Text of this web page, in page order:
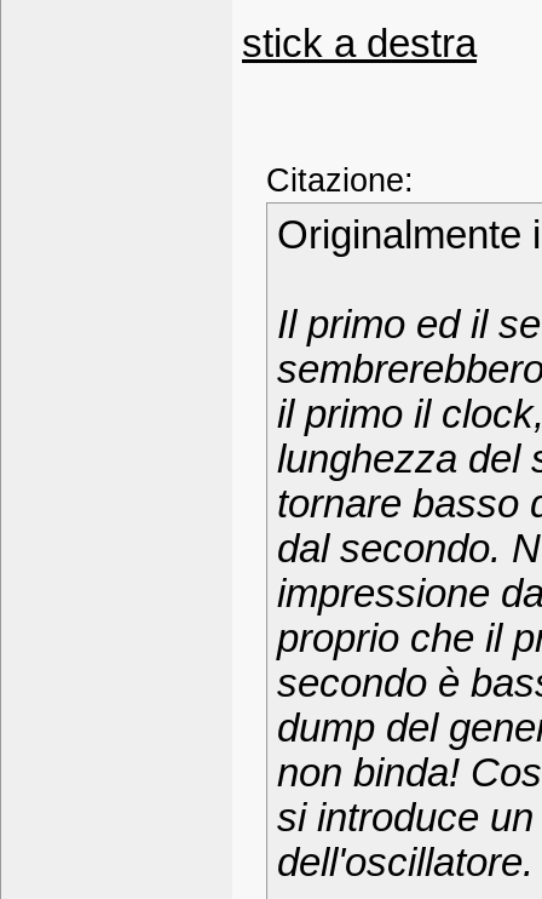
stick a destra
Citazione:
Originalmente
Il primo ed il
il primo il
lunghezza del
tornare basso
dal secondo.
impressione
proprio che il
secondo è
dump del
non binda!
si introduce
dell'oscillatore.